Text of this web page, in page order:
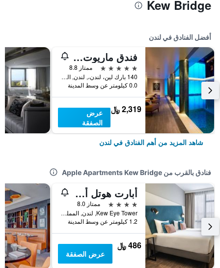
Kew Bridge
أفضل الفنادق في لندن
فندق ماريوت لندن بارك لاين
5 نجوم
ممتاز 8.8
140 بارك لين، لندن،, لندن, المملكة المتحدة
0.0 كيلومتر عن وسط المدينة
2,319 ﷼
عرض
الصفقة
شاهد المزيد من أهم الفنادق في لندن
فنادق بالقرب من Apple Apartments Kew Bridge
أبارت هوتل أداجيو لندن برينتفورد
4 نجوم
ممتاز 8.0
Kew Eye Tower, لندن, المملكة المتحدة
1.2 كيلومتر عن وسط المدينة
486 ﷼
عرض الصفقة